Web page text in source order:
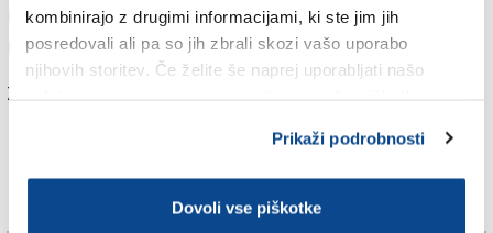
kombinirajo z drugimi informacijami, ki ste jim jih
posredovali ali pa so jih zbrali skozi vašo uporabo
njihovih storitev. Če želite še naprej uporabljati našo
Prikaži podrobnosti
Dovoli vse piškotke
www.sedmakcup.it), kjer bodo tudi sproti objavljali
rezultate.
Za branje in pisanje komentarjev